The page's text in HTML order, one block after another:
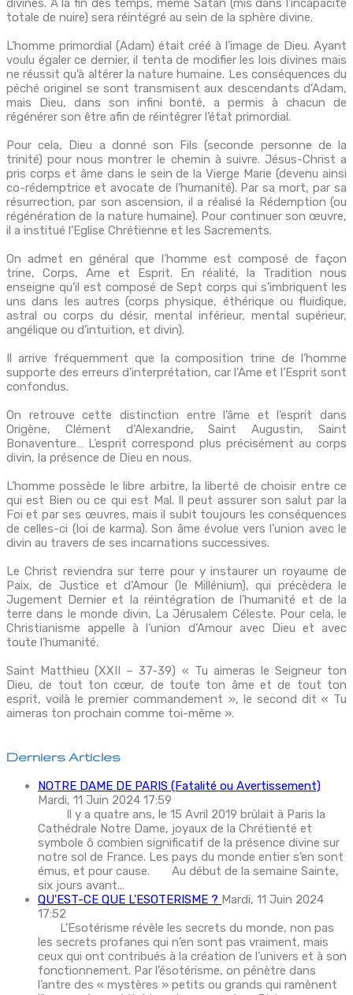
divines. A la fin des temps, même Satan (mis dans l’incapacité
totale de nuire) sera réintégré au sein de la sphère divine.
L’homme primordial (Adam) était créé à l’image de Dieu. Ayant
voulu égaler ce dernier, il tenta de modifier les lois divines mais
ne réussit qu’à altérer la nature humaine. Les conséquences du
péché originel se sont transmisent aux descendants d’Adam,
mais Dieu, dans son infini bonté, a permis à chacun de
régénérer son être afin de réintégrer l’état primordial.
Pour cela, Dieu a donné son Fils (seconde personne de la
trinité) pour nous montrer le chemin à suivre. Jésus-Christ a
pris corps et âme dans le sein de la Vierge Marie (devenu ainsi
co-rédemptrice et avocate de l’humanité). Par sa mort, par sa
résurrection, par son ascension, il a réalisé la Rédemption (ou
régénération de la nature humaine). Pour continuer son œuvre,
il a institué l’Eglise Chrétienne et les Sacrements.
On admet en général que l’homme est composé de façon
trine, Corps, Ame et Esprit. En réalité, la Tradition nous
enseigne qu’il est composé de Sept corps qui s’imbriquent les
uns dans les autres (corps physique, éthérique ou fluidique,
astral ou corps du désir, mental inférieur, mental supérieur,
angélique ou d’intuition, et divin).
Il arrive fréquemment que la composition trine de l’homme
supporte des erreurs d’interprétation, car l’Ame et l’Esprit sont
confondus.
On retrouve cette distinction entre l’âme et l’esprit dans
Origène, Clément d’Alexandrie, Saint Augustin, Saint
Bonaventure… L’esprit correspond plus précisément au corps
divin, la présence de Dieu en nous.
L’homme possède le libre arbitre, la liberté de choisir entre ce
qui est Bien ou ce qui est Mal. Il peut assurer son salut par la
Foi et par ses œuvres, mais il subit toujours les conséquences
de celles-ci (loi de karma). Son âme évolue vers l’union avec le
divin au travers de ses incarnations successives.
Le Christ reviendra sur terre pour y instaurer un royaume de
Paix, de Justice et d’Amour (le Millénium), qui précèdera le
Jugement Dernier et la réintégration de l’humanité et de la
terre dans le monde divin, La Jérusalem Céleste. Pour cela, le
Christianisme appelle à l’union d’Amour avec Dieu et avec
toute l’humanité.
Saint Matthieu (XXII – 37-39) « Tu aimeras le Seigneur ton
Dieu, de tout ton cœur, de toute ton âme et de tout ton
esprit, voilà le premier commandement », le second dit « Tu
aimeras ton prochain comme toi-même ».
Derniers Articles
NOTRE DAME DE PARIS (Fatalité ou Avertissement)
Mardi, 11 Juin 2024 17:59
Il y a quatre ans, le 15 Avril 2019 brûlait à Paris la
Cathédrale Notre Dame, joyaux de la Chrétienté et
symbole ô combien significatif de la présence divine sur
notre sol de France. Les pays du monde entier s’en sont
émus, et pour cause. Au début de la semaine Sainte,
six jours avant...
QU'EST-CE QUE L'ESOTERISME ? Mardi, 11 Juin 2024
17:52
L’Esotérisme révèle les secrets du monde, non pas
les secrets profanes qui n’en sont pas vraiment, mais
ceux qui ont contribués à la création de l’univers et à son
fonctionnement. Par l’ésotérisme, on pénètre dans
l’antre des « mystères » petits ou grands qui ramènent